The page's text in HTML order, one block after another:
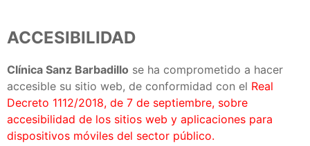
ACCESIBILIDAD
Clínica Sanz Barbadillo se ha comprometido a hacer
accesible su sitio web, de conformidad con el Real
Decreto 1112/2018, de 7 de septiembre, sobre
accesibilidad de los sitios web y aplicaciones para
dispositivos móviles del sector público.